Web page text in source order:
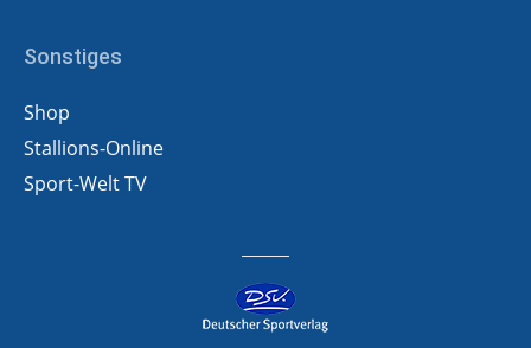
Sonstiges
Shop
Stallions-Online
Sport-Welt TV